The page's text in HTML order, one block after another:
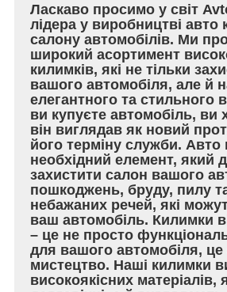
Ласкаво просимо у світ
лідера у виробництві авто
салону автомобілів. Ми
широкий асортимент
килимків, які не тільки
вашого автомобіля, але й
елегантного та стильного
ви купуєте автомобіль, ви
він виглядав як новий
його терміну служби. Авто
необхідний елемент, який
захистити салон вашого
пошкоджень, бруду, пилу
небажаних речей, які
ваш автомобіль. Килимки
– це не просто
для вашого автомобіля,
мистецтво. Наші килимки
високоякісних матеріалів,